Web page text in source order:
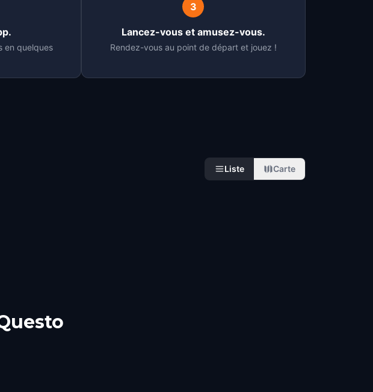
en quelques
3
Lancez-vous et amusez-vous.
Rendez-vous au point de départ et jouez !
Liste Carte